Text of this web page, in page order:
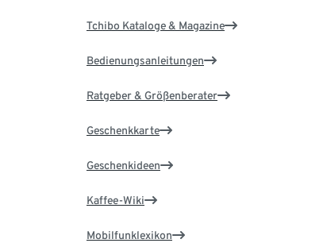
Tchibo Kataloge & Magazine
Bedienungsanleitungen
Ratgeber & Größenberater
Geschenkkarte
Geschenkideen
Kaffee-Wiki
Mobilfunklexikon